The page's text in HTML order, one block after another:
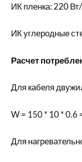
ИК пленка: 220
ИК углеродные
Расчет
Для кабеля
W = 150 * 10 * 0.6
Для